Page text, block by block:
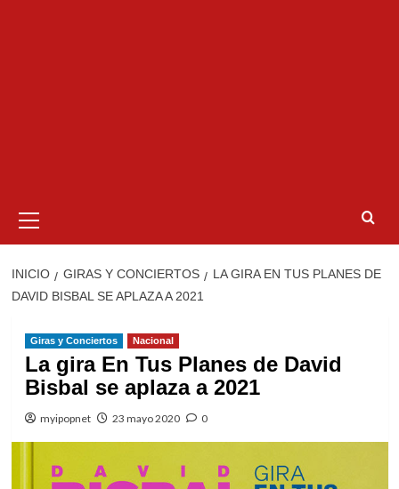
primario
INICIO GIRAS Y CONCIERTOS
LA GIRA EN TUS PLANES DE
DAVID BISBAL SE APLAZA A 2021
Giras y Conciertos Nacional
La gira En Tus Planes de David
Bisbal se aplaza a 2021
myipopnet 23 mayo 2020 0